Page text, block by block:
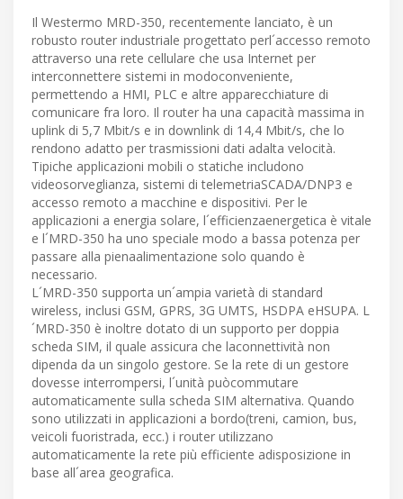
Il Westermo MRD-350, recentemente lanciato, è un
robusto router industriale progettato perl´accesso remoto
attraverso una rete cellulare che usa Internet per
interconnettere sistemi in modoconveniente,
permettendo a HMI, PLC e altre apparecchiature di
comunicare fra loro. Il router ha una capacità massima in
uplink di 5,7 Mbit/s e in downlink di 14,4 Mbit/s, che lo
rendono adatto per trasmissioni dati adalta velocità.
Tipiche applicazioni mobili o statiche includono
videosorveglianza, sistemi di telemetriaSCADA/DNP3 e
accesso remoto a macchine e dispositivi. Per le
applicazioni a energia solare, l´efficienzaenergetica è vitale
e l´MRD-350 ha uno speciale modo a bassa potenza per
passare alla pienaalimentazione solo quando è
necessario.
L´MRD-350 supporta un´ampia varietà di standard
wireless, inclusi GSM, GPRS, 3G UMTS, HSDPA eHSUPA. L
´MRD-350 è inoltre dotato di un supporto per doppia
scheda SIM, il quale assicura che laconnettività non
dipenda da un singolo gestore. Se la rete di un gestore
dovesse interrompersi, l´unità puòcommutare
automaticamente sulla scheda SIM alternativa. Quando
sono utilizzati in applicazioni a bordo(treni, camion, bus,
veicoli fuoristrada, ecc.) i router utilizzano
automaticamente la rete più efficiente adisposizione in
base all´area geografica.